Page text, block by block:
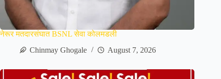
नेरूर मतदारसंघात BSNL सेवा कोलमडली
Chinmay Ghogale
August 7, 2026